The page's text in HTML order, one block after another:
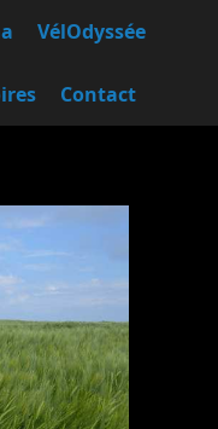
VélOdyssée
Contact